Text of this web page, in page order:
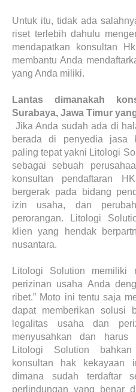
Untuk itu, tidak ada
riset terlebih dahulu
mendapatkan konsultan
membantu Anda
yang Anda miliki.
Lantas dimanakah
Surabaya, Jawa Timur
Jika Anda sudah ada di
berada di penyedia jasa
paling tepat yakni Litologi
sebagai sebuah
konsultan pendaftaran
bergerak pada bidang
izin usaha, dan
perorangan. Litologi
klien yang hendak
nusantara.
Litologi Solution memiliki
perizinan usaha Anda
ribet.” Moto ini tentu saja
dapat memberikan solusi
legalitas usaha dan
menyusahkan dan harus
Litologi Solution
konsultan hak kekayaan
dimana sudah terdaftar
perlindungan yang benar